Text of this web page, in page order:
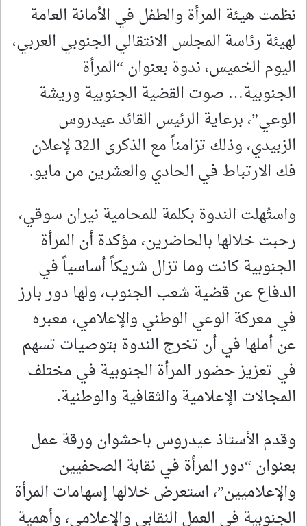
نظمت هيئة المرأة والطفل في الأمانة العامة
لهيئة رئاسة المجلس الانتقالي الجنوبي العربي،
اليوم الخميس، ندوة بعنوان “المرأة
الجنوبية… صوت القضية الجنوبية وريشة
الوعي”، برعاية الرئيس القائد عيدروس
الزبيدي، وذلك تزامناً مع الذكرى الـ32 لإعلان
فك الارتباط في الحادي والعشرين من مايو.
واستُهلت الندوة بكلمة للمحامية نيران سوقي،
رحبت خلالها بالحاضرين، مؤكدة أن المرأة
الجنوبية كانت وما تزال شريكاً أساسياً في
الدفاع عن قضية شعب الجنوب، ولها دور بارز
في معركة الوعي الوطني والإعلامي، معبره
عن أملها في أن تخرج الندوة بتوصيات تسهم
في تعزيز حضور المرأة الجنوبية في مختلف
المجالات الإعلامية والثقافية والوطنية.
وقدم الأستاذ عيدروس باحشوان ورقة عمل
بعنوان “دور المرأة في نقابة الصحفيين
والإعلاميين”، استعرض خلالها إسهامات المرأة
الجنوبية في العمل النقابي والإعلامي، وأهمية